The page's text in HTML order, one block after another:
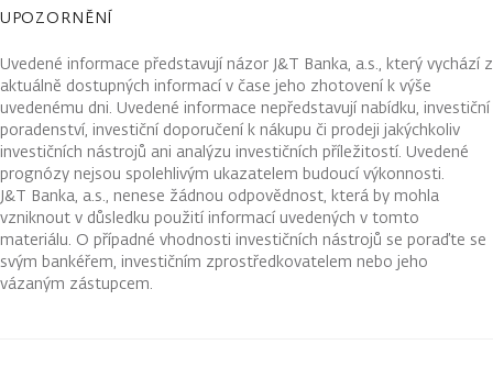
UPOZORNĚNÍ
Uvedené informace představují názor J&T Banka, a.s., který vychází z
aktuálně dostupných informací v čase jeho zhotovení k výše
uvedenému dni. Uvedené informace nepředstavují nabídku, investiční
poradenství, investiční doporučení k nákupu či prodeji jakýchkoliv
investičních nástrojů ani analýzu investičních příležitostí. Uvedené
prognózy nejsou spolehlivým ukazatelem budoucí výkonnosti.
J&T Banka, a.s., nenese žádnou odpovědnost, která by mohla
vzniknout v důsledku použití informací uvedených v tomto
materiálu. O případné vhodnosti investičních nástrojů se poraďte se
svým bankéřem, investičním zprostředkovatelem nebo jeho
vázaným zástupcem.